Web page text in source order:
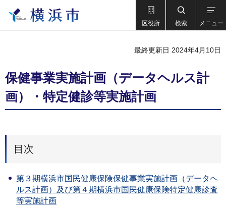
区役所 検索 メニュー
最終更新日 2024年4月10日
保健事業実施計画（データヘルス計
画）・特定健診等実施計画
目次
第３期横浜市国民健康保険保健事業実施計画（データヘ
ルス計画）及び第４期横浜市国民健康保険特定健康診査
等実施計画